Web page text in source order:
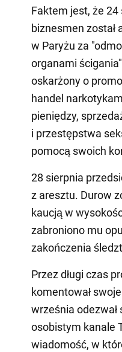
Faktem jest, że 24
biznesmen został
w Paryżu za
organami
oskarżony o
handel
pieniędzy,
i przestępstwa
pomocą swoich
28 sierpnia
z aresztu. Durow
kaucją w
zabroniono mu
zakończenia
Przez długi czas
komentował
września odezwał
osobistym kanale
wiadomość, w